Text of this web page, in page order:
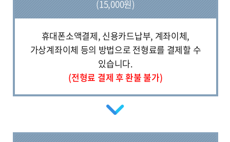
(15,000원)
휴대폰소액결제, 신용카드납부, 계좌이체,
가상계좌이체 등의 방법으로 전형료를 결제할 수
있습니다.
(전형료 결제 후 환불 불가)